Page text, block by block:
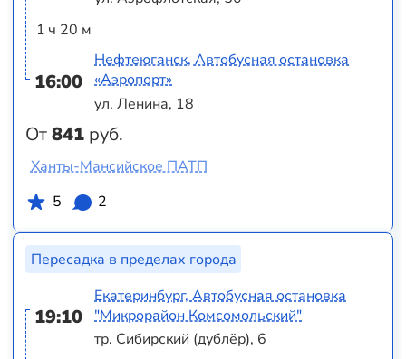
1 ч 20 м
16:00
От841 руб.
Нефтеюганск, Автобусная остановка
«Аэропорт»
ул. Ленина, 18
Ханты-Мансийское ПАТП
5
2
Пересадка в пределах города
19:10
Екатеринбург, Автобусная остановка
"Микрорайон Комсомольский"
тр. Сибирский (дублёр), 6